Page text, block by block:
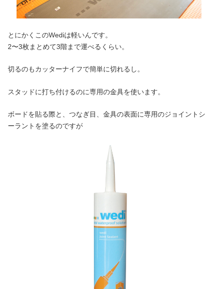
とにかくこのWediは軽いんです。
2〜3枚まとめて3階まで運べるくらい。
切るのもカッターナイフで簡単に切れるし。
スタッドに打ち付けるのに専用の金具を使います。
ボードを貼る際と、つなぎ目、金具の表面に専用のジョイントシ
ーラントを塗るのですが